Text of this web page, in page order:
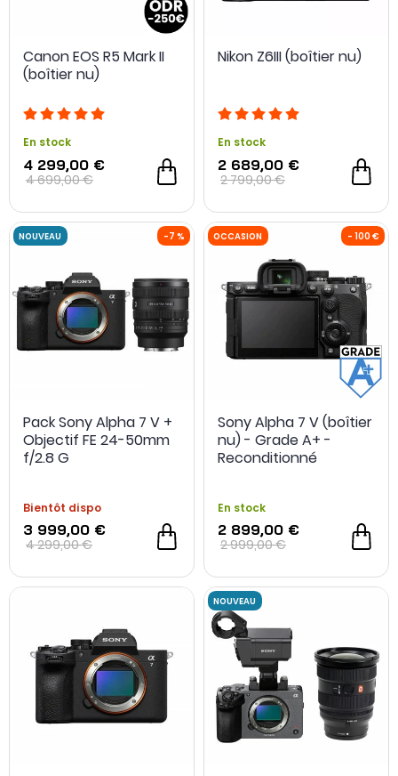
pratiques photo ou vidéo. Polyvalents, réactifs et évolutifs,
les hybrides s’imposent comme un format durable et
performant à long terme.
Canon EOS R5 Mark II
(boîtier nu)
En stock
4 299,00 €
4 699,00 €
Nikon Z6III (boîtier nu)
En stock
2 689,00 €
2 799,00 €
NOUVEAU -7 %
Pack Sony Alpha 7 V +
Objectif FE 24-50mm
f/2.8 G
Bientôt dispo
3 999,00 €
4 299,00 €
OCCASION
Sony Alpha 7 V (boîtier
nu) - Grade A+ -
Reconditionné
En stock
2 899,00 €
2 999,00 €